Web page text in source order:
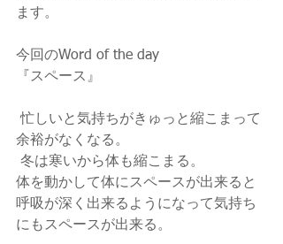
ます。
今回のWord of the day
『スペース』
忙しいと気持ちがきゅっと縮こまって
余裕がなくなる。
冬は寒いから体も縮こまる。
体を動かして体にスペースが出来ると
呼吸が深く出来るようになって気持ち
にもスペースが出来る。